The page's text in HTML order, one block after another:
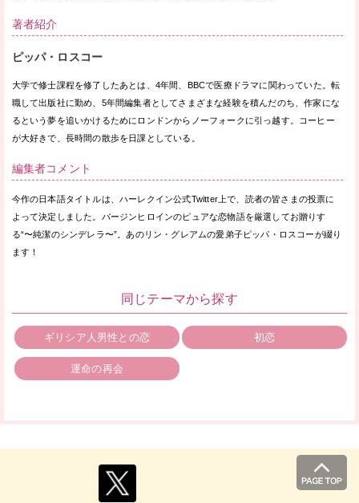
著者紹介
ピッパ・ロスコー
大学で修士課程を修了したあとは、4年間、BBCで医療ドラマに関わっていた。転
職して出版社に勤め、5年間編集者としてさまざまな経験を積んだのち、作家にな
るという夢を追いかけるためにロンドンからノーフォークに引っ越す。コーヒー
が大好きで、長時間の散歩を日課としている。
編集者コメント
今作の日本語タイトルは、ハーレクイン公式Twitter上で、読者の皆さまの投票に
よって決定しました。バージンヒロインのピュアな恋物語を厳選してお贈りす
る“〜純潔のシンデレラ〜”。あのリン・グレアムの愛弟子ピッパ・ロスコーが綴り
ます！
同じテーマから探す
ギリシア人男性との恋 初恋
運命の再会